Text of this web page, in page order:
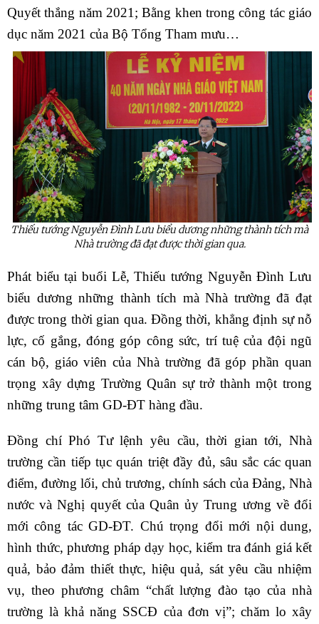
Quyết thắng năm 2021; Bằng khen trong công tác giáo
dục năm 2021 của Bộ Tổng Tham mưu…
Thiếu tướng Nguyễn Đình Lưu biểu dương những thành tích mà
Nhà trường đã đạt được thời gian qua.
Phát biểu tại buổi Lễ, Thiếu tướng Nguyễn Đình Lưu
biểu dương những thành tích mà Nhà trường đã đạt
được trong thời gian qua. Đồng thời, khẳng định sự nỗ
lực, cố gắng, đóng góp công sức, trí tuệ của đội ngũ
cán bộ, giáo viên của Nhà trường đã góp phần quan
trọng xây dựng Trường Quân sự trở thành một trong
những trung tâm GD-ĐT hàng đầu.
Đồng chí Phó Tư lệnh yêu cầu, thời gian tới, Nhà
trường cần tiếp tục quán triệt đầy đủ, sâu sắc các quan
điểm, đường lối, chủ trương, chính sách của Đảng, Nhà
nước và Nghị quyết của Quân ủy Trung ương về đổi
mới công tác GD-ĐT. Chú trọng đổi mới nội dung,
hình thức, phương pháp dạy học, kiểm tra đánh giá kết
quả, bảo đảm thiết thực, hiệu quả, sát yêu cầu nhiệm
vụ, theo phương châm “chất lượng đào tạo của nhà
trường là khả năng SSCĐ của đơn vị”; chăm lo xây